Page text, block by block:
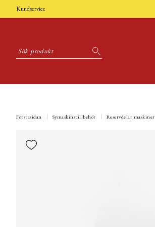
Kundservice
Förstasidan Symaskinstillbehör Reservdelar maskiner